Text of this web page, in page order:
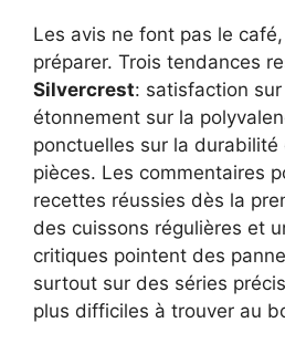
Les avis ne font pas le
préparer. Trois tendances
Silvercrest: satisfaction
étonnement sur la
ponctuelles sur la
pièces. Les commentaires
recettes réussies dès la
des cuissons régulières et
critiques pointent des
surtout sur des séries
plus difficiles à trouver au